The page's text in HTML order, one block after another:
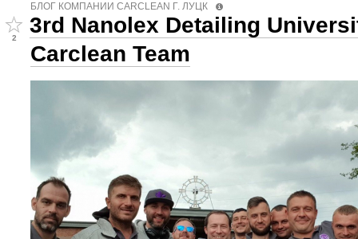
БЛОГ КОМПАНИИ СARCLEAN Г. ЛУЦК
2
3rd Nanolex Detailing
Carclean Team